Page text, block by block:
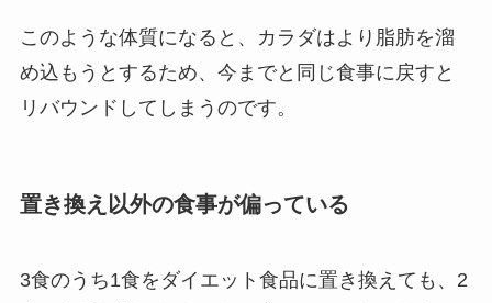
このような体質になると、カラダはより脂肪を溜
め込もうとするため、今までと同じ食事に戻すと
リバウンドしてしまうのです。
置き換え以外の食事が偏っている
3食のうち1食をダイエット食品に置き換えても、2